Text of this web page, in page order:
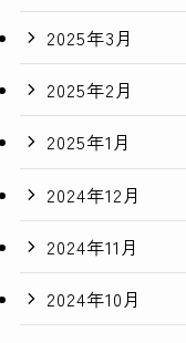
2025年3月
2025年2月
2025年1月
2024年12月
2024年11月
2024年10月